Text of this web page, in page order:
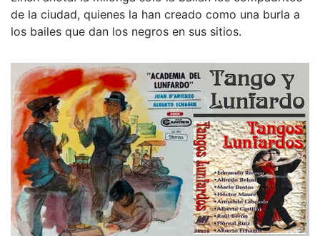
de la ciudad, quienes la han creado como una burla a
los bailes que dan los negros en sus sitios.